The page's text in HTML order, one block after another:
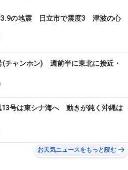
東 2.1 0 88
-
3.0 12 80
東
の地震 日立市で震度3 津波の心
(チャンホン) 週前半に東北に接近・
13号は東シナ海へ 動きが鈍く沖縄は
お天気ニュースをもっと読む